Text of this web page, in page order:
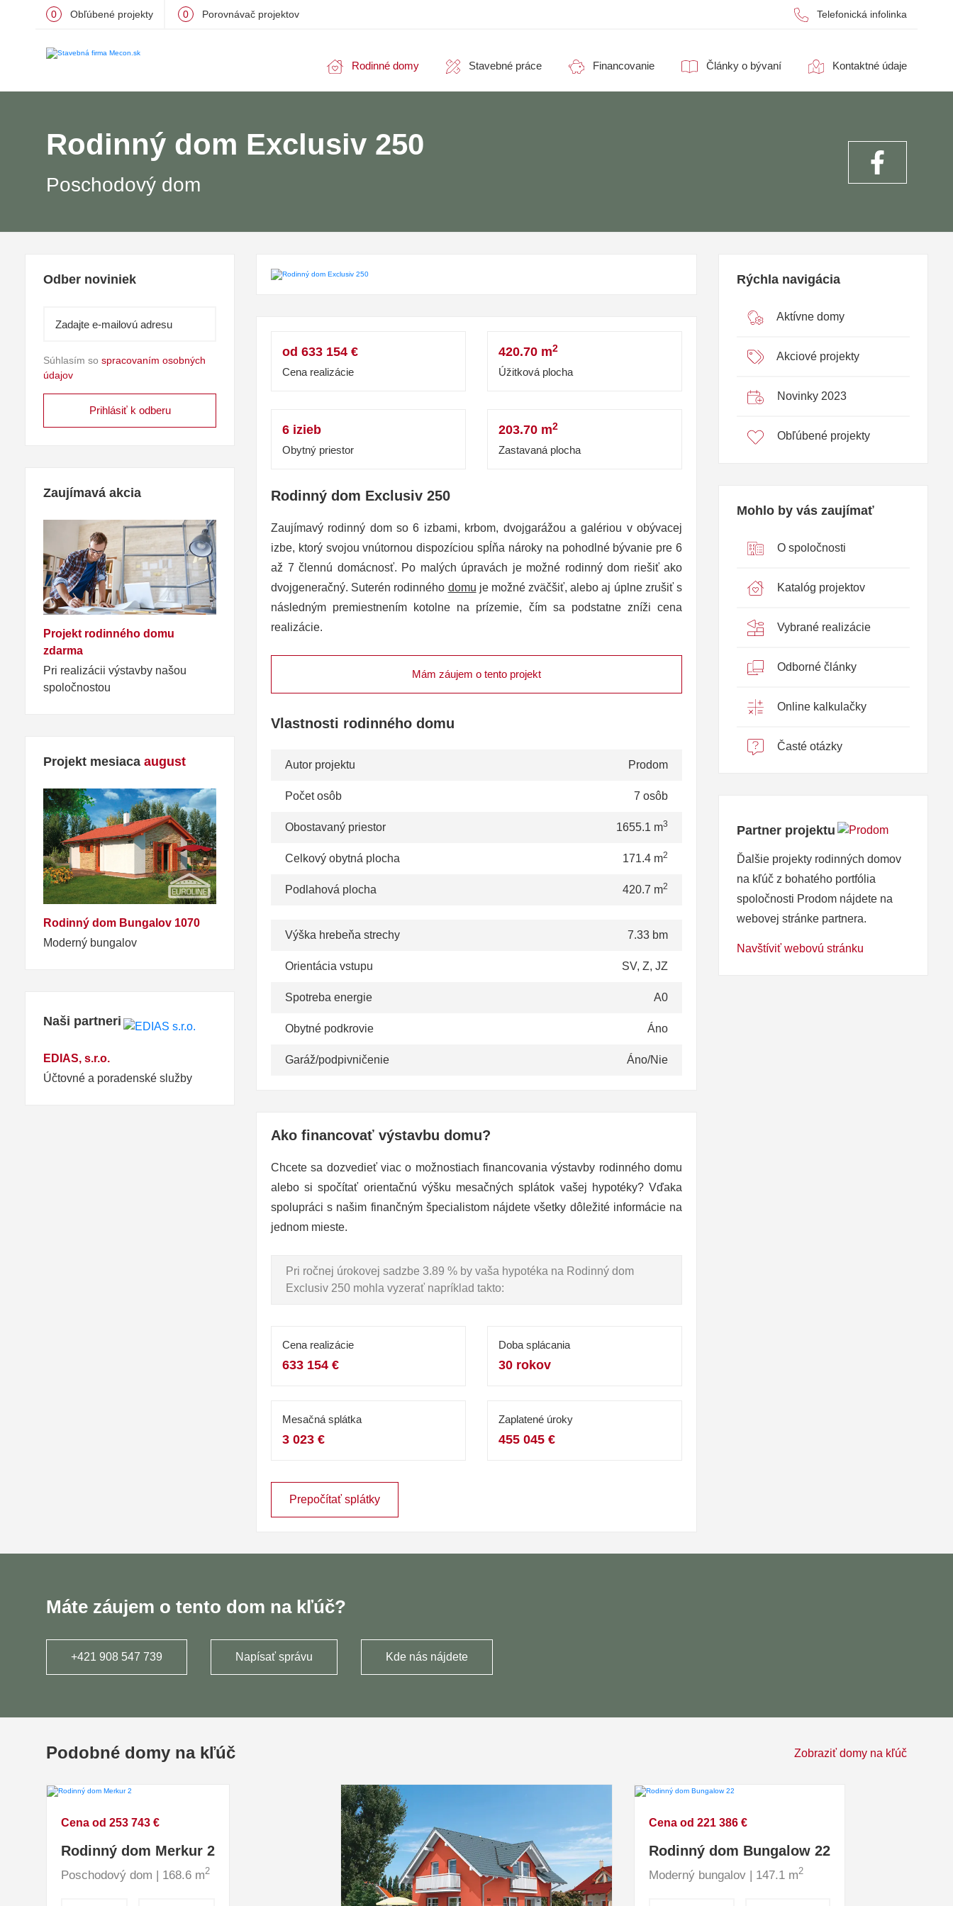
0 Obľúbené projekty 0 Porovnávač projektov Telefonická infolinka
Rodinné domy Stavebné práce Financovanie Články o bývaní Kontaktné údaje
Rodinný dom Exclusiv 250
Poschodový dom
Odber noviniek
Súhlasím so spracovaním osobných
údajov
Zaujímavá akcia
Projekt rodinného domu
zdarma
Pri realizácii výstavby našou
spoločnostou
Projekt mesiaca august
Rodinný dom Bungalov 1070
Moderný bungalov
Naši partneri
EDIAS, s.r.o.
Účtovné a poradenské služby
od 633 154 €
Cena realizácie
420.70 m2
Úžitková plocha
6 izieb
Obytný priestor
203.70 m2
Zastavaná plocha
Rodinný dom Exclusiv 250
Zaujímavý rodinný dom so 6 izbami, krbom, dvojgarážou a galériou v obývacej
izbe, ktorý svojou vnútornou dispozíciou spĺňa nároky na pohodlné bývanie pre 6
až 7 člennú domácnosť. Po malých úpravách je možné rodinný dom riešiť ako
dvojgeneračný. Suterén rodinného domu je možné zväčšiť, alebo aj úplne zrušiť s
následným premiestnením kotolne na prízemie, čím sa podstatne zníži cena
realizácie.
Mám záujem o tento projekt
Vlastnosti rodinného domu
Autor projektu Prodom
Počet osôb 7 osôb
Obostavaný priestor 1655.1 m3
Celkový obytná plocha 171.4 m2
Podlahová plocha 420.7 m2
Výška hrebeňa strechy 7.33 bm
Orientácia vstupu SV, Z, JZ
Spotreba energie A0
Obytné podkrovie Áno
Garáž/podpivničenie Áno/Nie
Ako financovať výstavbu domu?
Chcete sa dozvedieť viac o možnostiach financovania výstavby rodinného domu
alebo si spočítať orientačnú výšku mesačných splátok vašej hypotéky? Vďaka
spolupráci s našim finančným špecialistom nájdete všetky dôležité informácie na
jednom mieste.
Pri ročnej úrokovej sadzbe 3.89 % by vaša hypotéka na Rodinný dom
Exclusiv 250 mohla vyzerať napríklad takto:
Cena realizácie
633 154 €
Doba splácania
30 rokov
Mesačná splátka
3 023 €
Zaplatené úroky
455 045 €
Prepočítať splátky
Rýchla navigácia
Aktívne domy
Akciové projekty
Novinky 2023
Obľúbené projekty
Mohlo by vás zaujímať
O spoločnosti
Katalóg projektov
Vybrané realizácie
Odborné články
Online kalkulačky
Časté otázky
Partner projektu
Ďalšie projekty rodinných domov
na kľúč z bohatého portfólia
spoločnosti Prodom nájdete na
webovej stránke partnera.
Navštíviť webovú stránku
Máte záujem o tento dom na kľúč?
+421 908 547 739 Napísať správu Kde nás nájdete
Podobné domy na kľúč Zobraziť domy na kľúč
Cena od 253 743 €
Rodinný dom Merkur 2
Poschodový dom | 168.6 m2
Cena od 221 386 €
Rodinný dom Bungalow 22
Moderný bungalov | 147.1 m2